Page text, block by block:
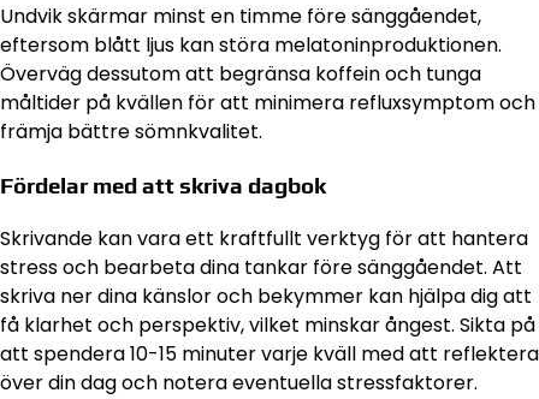
Undvik skärmar minst en timme före sänggåendet,
eftersom blått ljus kan störa melatoninproduktionen.
Överväg dessutom att begränsa koffein och tunga
måltider på kvällen för att minimera refluxsymptom och
främja bättre sömnkvalitet.
Fördelar med att skriva dagbok
Skrivande kan vara ett kraftfullt verktyg för att hantera
stress och bearbeta dina tankar före sänggåendet. Att
skriva ner dina känslor och bekymmer kan hjälpa dig att
få klarhet och perspektiv, vilket minskar ångest. Sikta på
att spendera 10-15 minuter varje kväll med att reflektera
över din dag och notera eventuella stressfaktorer.